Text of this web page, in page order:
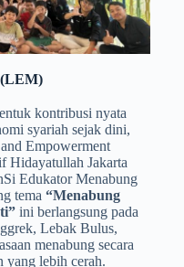
kontribusi nyata
syariah sejak dini,
Empowerment
Jakarta
Edukator Menabung
tema “Menabung
ini berlangsung pada
Lebak Bulus,
menabung secara
yang lebih cerah.